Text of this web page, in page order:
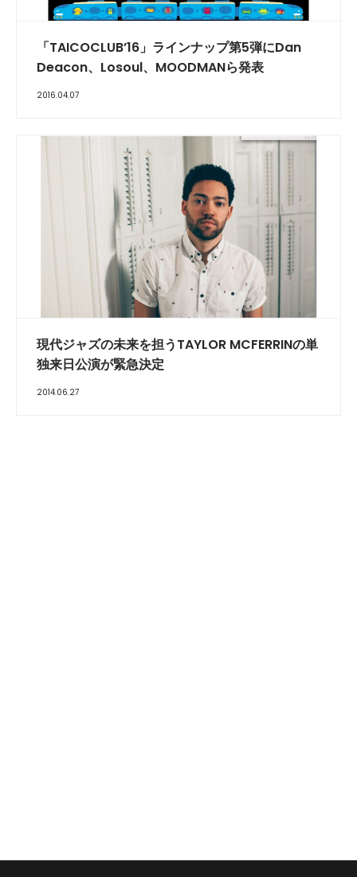
「TAICOCLUB’16」ラインナップ第5弾にDan
Deacon、Losoul、MOODMANら発表
2016.04.07
現代ジャズの未来を担うTAYLOR MCFERRINの単
独来日公演が緊急決定
2014.06.27